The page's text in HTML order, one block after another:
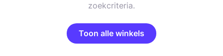
zoekcriteria.
Toon alle winkels